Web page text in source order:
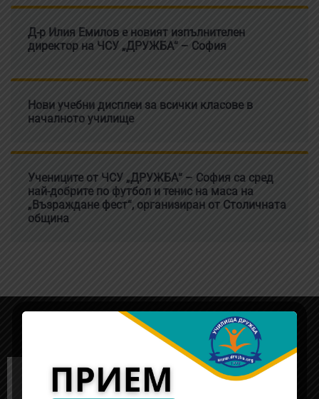
Д-р Илия Емилов е новият изпълнителен
директор на ЧСУ „ДРУЖБА“ – София
Нови учебни дисплеи за всички класове в
началното училище
Учениците от ЧСУ „ДРУЖБА“ – София са сред
най-добрите по футбол и тенис на маса на
„Възраждане фест“, организиран от Столичната
община